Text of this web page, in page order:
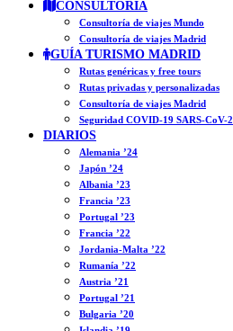
CONSULTORÍA
Consultoría de viajes Mundo
Consultoría de viajes Madrid
GUÍA TURISMO MADRID
Rutas genéricas y free tours
Rutas privadas y personalizadas
Consultoría de viajes Madrid
Seguridad COVID-19 SARS-CoV-2
DIARIOS
Alemania ’24
Japón ’24
Albania ’23
Francia ’23
Portugal ’23
Francia ’22
Jordania-Malta ’22
Rumanía ’22
Austria ’21
Portugal ’21
Bulgaria ’20